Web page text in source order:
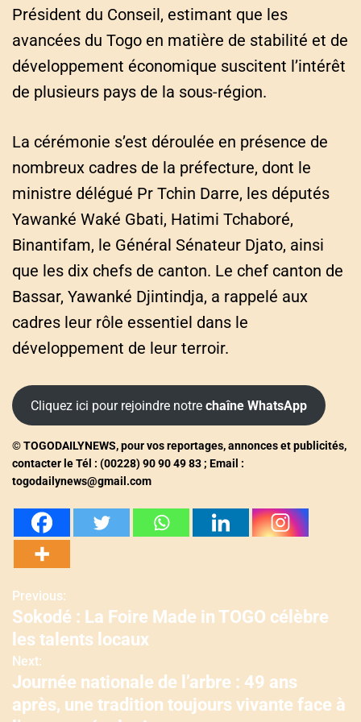
Président du Conseil, estimant que les
avancées du Togo en matière de stabilité et de
développement économique suscitent l’intérêt
de plusieurs pays de la sous-région.
La cérémonie s’est déroulée en présence de
nombreux cadres de la préfecture, dont le
ministre délégué Pr Tchin Darre, les députés
Yawanké Waké Gbati, Hatimi Tchaboré,
Binantifam, le Général Sénateur Djato, ainsi
que les dix chefs de canton. Le chef canton de
Bassar, Yawanké Djintindja, a rappelé aux
cadres leur rôle essentiel dans le
développement de leur terroir.
Cliquez ici pour rejoindre notre chaîne WhatsApp
© TOGODAILYNEWS, pour vos reportages, annonces et publicités,
contacter le Tél : (00228) 90 90 49 83 ; Email :
togodailynews@gmail.com
N
a
v
i
Previous:
Sokodé : La Foire Made in TOGO célèbre
les talents locaux
Next:
Journée nationale de l’arbre : 49 ans
après, une tradition toujours vivante face à